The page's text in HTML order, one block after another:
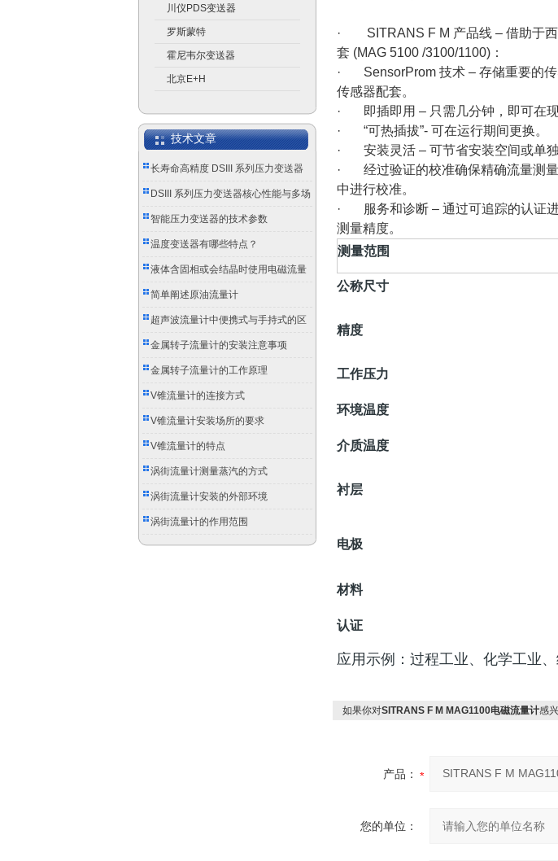
川仪PDS变送器
罗斯蒙特
霍尼韦尔变送器
北京E+H
技术文章
长寿命高精度 DSIII 系列压力变送器
成工业测控优选
DSIII 系列压力变送器核心性能与多场
景应用实践
智能压力变送器的技术参数
温度变送器有哪些特点？
液体含固相或会结晶时使用电磁流量
计的注意事项
简单阐述原油流量计
超声波流量计中便携式与手持式的区
别
金属转子流量计的安装注意事项
金属转子流量计的工作原理
V锥流量计的连接方式
V锥流量计安装场所的要求
V锥流量计的特点
涡街流量计测量蒸汽的方式
涡街流量计安装的外部环境
涡街流量计的作用范围
· SITRANS F M 产品线 – 借助于西
套 (MAG 5100 /3100/1100)：
· SensorProm 技术 – 存储重要的传
传感器配套。
· 即插即用 – 只需几分钟，即可在现
· “可热插拔”- 可在运行期间更换。
· 安装灵活 – 可节省安装空间或单独
· 经过验证的校准确保精确流量测量
中进行校准。
· 服务和诊断 – 通过可追踪的认证进
测量精度。
测量范围
公称尺寸
精度
工作压力
环境温度
介质温度
衬层
电极
材料
认证
应用示例：过程工业、化学工业
如果你对SITRANS F M MAG1100电磁流量计感
产品：
您的单位：